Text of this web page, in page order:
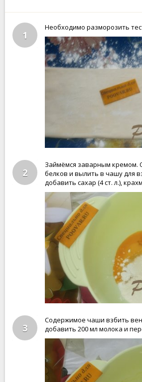
1
Необходимо разморозить
2
Займёмся заварным кремом.
белков и вылить в чашу для
добавить сахар (4 ст. л.),
3
Содержимое чаши взбить
добавить 200 мл молока и